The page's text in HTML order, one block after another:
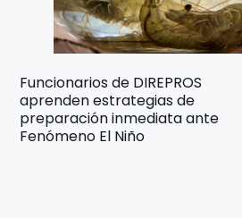
Funcionarios de DIREPROS
aprenden estrategias de
preparación inmediata ante
Fenómeno El Niño